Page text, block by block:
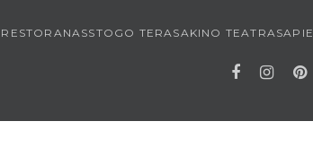
RESTORANASSTOGO TERASA KINO TEATRASAPIE